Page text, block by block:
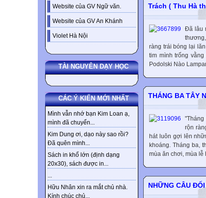
Website của GV Ngữ văn.
Website của GV An Khánh
Violet Hà Nội
TÀI NGUYÊN DẠY HỌC
CÁC Ý KIẾN MỚI NHẤT
Mình vẫn nhớ bạn Kim Loan ạ,
mình đã chuyển...
Kim Dung ơi, dạo này sao rồi?
Đã quên mình...
Sách in khổ lớn (định dạng
20x30), sách được in...
...
Hữu Nhân xin ra mắt chủ nhà.
Kính chúc chủ...
Trách ( Thu Hà
Đã lâu
ràng trái bóng lại
tim mình trống
Podolski Nào
THÁNG BA TÂY
"Tháng
rộn
hát luôn gợi lên
khoáng. Tháng ba,
mùa ăn chơi, mùa
NHỮNG CÂU